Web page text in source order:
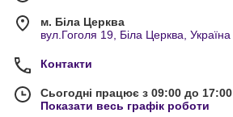
м. Біла Церква
вул.Гоголя 19, Біла Церква, Україна
Контакти
Сьогодні працює з 09:00 до 17:00
Показати весь графік роботи